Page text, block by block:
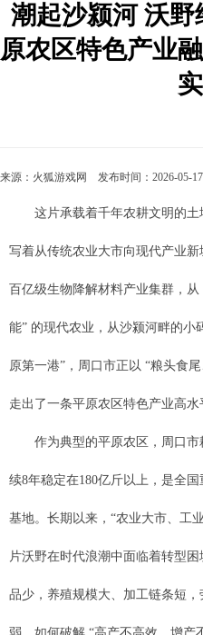
潮起沙颍河 沃
原农区特色产业
来源： 火狐游戏网 发布时间：2026-05-17
这片承载着千年农耕文明的土
写着从传统农业大市向现代产业
百亿级生物降解材料产业集群，
能” 的现代农业，从沙颍河畔的小
原第一港”，周口市正以 “粮头食
走出了一条平原农区特色产业高水
作为典型的平原农区，周口市
续8年稳定在180亿斤以上，是全
基地。长期以来，“农业大市、工
片沃野在时代浪潮中面临着转型
品少，养殖规模大、加工链条短